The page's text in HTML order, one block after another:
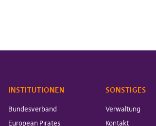
INSTITUTIONEN
Bundesverband
European Pirates
SONSTIGES
Verwaltung
Kontakt